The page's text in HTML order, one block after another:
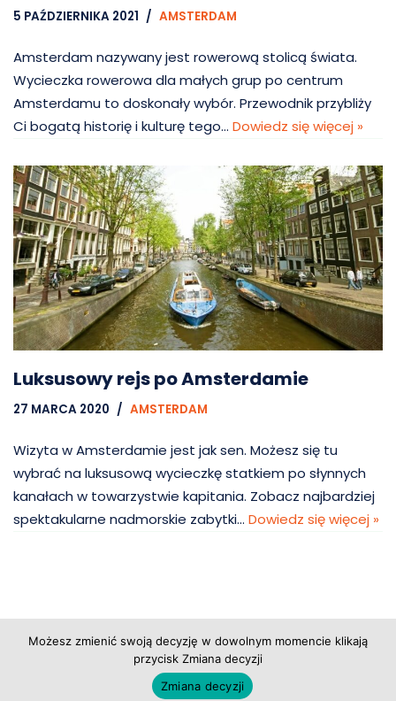
5 PAŹDZIERNIKA 2021 AMSTERDAM
Amsterdam nazywany jest rowerową stolicą świata.
Wycieczka rowerowa dla małych grup po centrum
Amsterdamu to doskonały wybór. Przewodnik przybliży
Ci bogatą historię i kulturę tego… Dowiedz się więcej »
Luksusowy rejs po Amsterdamie
27 MARCA 2020 AMSTERDAM
Wizyta w Amsterdamie jest jak sen. Możesz się tu
wybrać na luksusową wycieczkę statkiem po słynnych
kanałach w towarzystwie kapitania. Zobacz najbardziej
spektakularne nadmorskie zabytki… Dowiedz się więcej »
Copyright © 2026 Grupa Probiz, CoWartoZwiedzic.pl
Możesz zmienić swoją decyzję w dowolnym momencie klikają
przycisk Zmiana decyzji
Zmiana decyzji